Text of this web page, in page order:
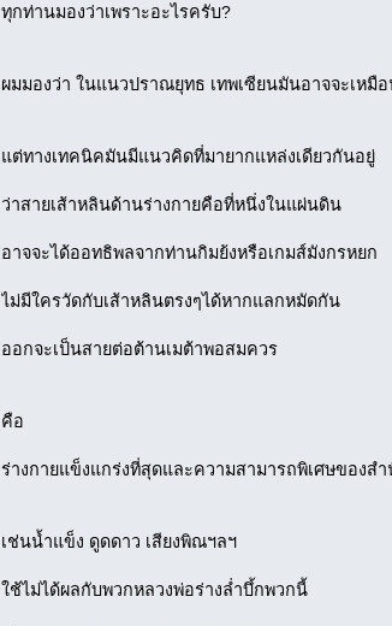
ทุกท่านมองว่าเพราะอะไรครับ?
ผมมองว่า ในแนวปราณยุทธ เทพเซียนมันอาจจะเหมื
แต่ทางเทคนิคมันมีแนวคิดที่มายากแหล่งเดียวกันอยู่
ว่าสายเส้าหลินด้านร่างกายคือที่หนึ่งในแผ่นดิน
อาจจะได้ออทธิพลจากท่านกิมย้งหรือเกมส์มังกรหยก
ไม่มีใครวัดกับเส้าหลินตรงๆได้หากแลกหมัดกัน
ออกจะเป็นสายต่อต้านเมต้าพอสมควร
คือ
ร่างกายแข็งแกร่งที่สุดและความสามารถพิเศษของส
เช่นน้ำแข็ง ดูดดาว เสียงพิณฯลฯ
ใช้ไม่ได้ผลกับพวกหลวงพ่อร่างล่ำบึ้กพวกนี้